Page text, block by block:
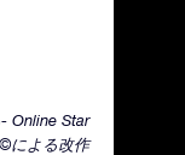
Online Star
による改作